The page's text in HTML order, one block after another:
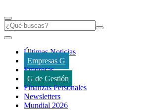
Últimas Noticias
Empresas G
Empresas
G de Gestión
Finanzas Personales
Newsletters
Mundial 2026